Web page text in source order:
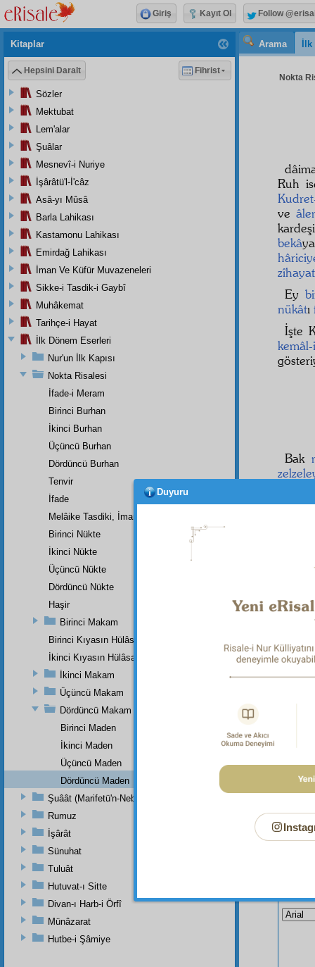
Arama
Nokta
Ruh
ve
bekâ
zîhayat
Ey
nükâtı
İşte
Bak
Dipnot-2
Evet,
Kitaplar
Hepsini Daralt Fihrist
Sözler
Mektubat
Lem'alar
Şuâlar
Mesnevî-i Nuriye
İşârâtü'l-İ'câz
Asâ-yı Mûsâ
Barla Lahikası
Kastamonu Lahikası
Emirdağ Lahikası
İman Ve Küfür Muvazeneleri
Sikke-i Tasdik-i Gaybî
Muhâkemat
Tarihçe-i Hayat
İlk Dönem Eserleri
Nur'un İlk Kapısı
Nokta Risalesi
İfade-i Meram
Birinci Burhan
İkinci Burhan
Üçüncü Burhan
Dördüncü Burhan
Tenvir
İfade
Melâike Tasdiki, İmanın Bir Rüknüdür
Birinci Nükte
İkinci Nükte
Üçüncü Nükte
Dördüncü Nükte
Haşir
Birinci Makam
Birinci Kıyasın Hülâsası
İkinci Kıyasın Hülâsası
İkinci Makam
Üçüncü Makam
Dördüncü Makam
Birinci Maden
İkinci Maden
Üçüncü Maden
Dördüncü Maden
Şuâât (Marifetü'n-Nebi)
Rumuz
İşârât
Sünuhat
Tuluât
Hutuvat-ı Sitte
Divan-ı Harb-i Örfî
Münâzarat
Hutbe-i Şâmiye
Giriş Kayıt Ol Follow
Duyuru